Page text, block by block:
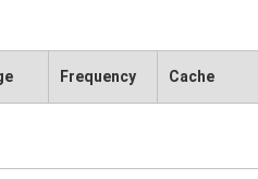
Frequency Cache